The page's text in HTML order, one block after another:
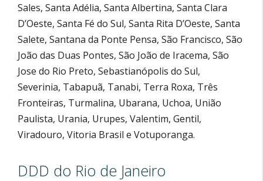
Sales, Santa Adélia, Santa Albertina, Santa Clara
D’Oeste, Santa Fé do Sul, Santa Rita D’Oeste, Santa
Salete, Santana da Ponte Pensa, São Francisco, São
João das Duas Pontes, São João de Iracema, São
Jose do Rio Preto, Sebastianópolis do Sul,
Severinia, Tabapuã, Tanabi, Terra Roxa, Três
Fronteiras, Turmalina, Ubarana, Uchoa, União
Paulista, Urania, Urupes, Valentim, Gentil,
Viradouro, Vitoria Brasil e Votuporanga.
DDD do Rio de Janeiro